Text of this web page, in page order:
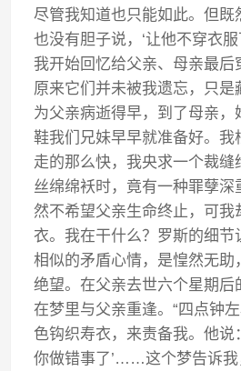
尽管我知道也只能如此。但既
也没有胆子说，‘让他不穿衣服
我开始回忆给父亲、母亲最后
原来它们并未被我遗忘，只是
为父亲病逝得早，到了母亲，
鞋我们兄妹早早就准备好。我
走的那么快，我央求一个裁缝
丝绵绵袄时，竟有一种罪孽深
然不希望父亲生命终止，可我
衣。我在干什么？罗斯的细节
相似的矛盾心情，是惶然无助
绝望。在父亲去世六个星期后
在梦里与父亲重逢。“四点钟
色钩织寿衣，来责备我。他说
你做错事了’……这个梦告诉我